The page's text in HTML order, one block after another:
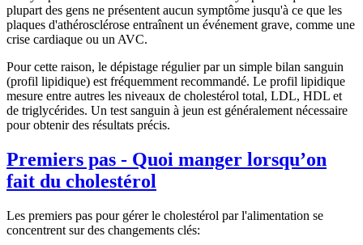
plupart des gens ne présentent aucun symptôme jusqu'à ce que les
plaques d'athérosclérose entraînent un événement grave, comme une
crise cardiaque ou un AVC.
Pour cette raison, le dépistage régulierpar un simple bilan sanguin
(profil lipidique) est fréquemment recommandé. Le profil lipidique
mesure entre autres les niveaux de cholestérol total, LDL, HDL et
de triglycérides. Un test sanguin à jeun est généralement nécessaire
pour obtenir des résultats précis.
Premiers pas - Quoi manger lorsqu’on
fait du cholestérol
Les premiers pas pour gérer le cholestérol par l'alimentation se
concentrent sur des changements clés: